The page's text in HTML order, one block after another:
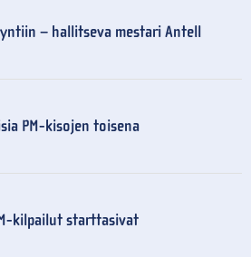
– hallitseva mestari Antell
PM-kisojen toisena
kilpailut starttasivat